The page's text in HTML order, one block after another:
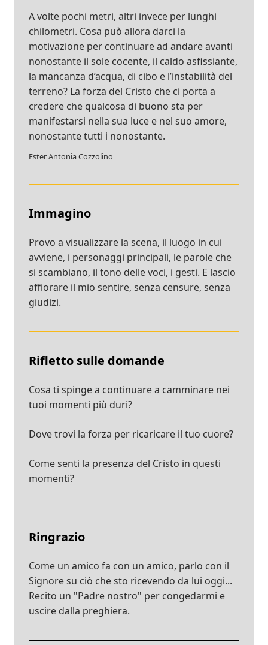
A volte pochi metri, altri invece per lunghi
chilometri. Cosa può allora darci la
motivazione per continuare ad andare avanti
nonostante il sole cocente, il caldo asfissiante,
la mancanza d’acqua, di cibo e l’instabilità del
terreno? La forza del Cristo che ci porta a
credere che qualcosa di buono sta per
manifestarsi nella sua luce e nel suo amore,
nonostante tutti i nonostante.
Ester Antonia Cozzolino
Immagino
Provo a visualizzare la scena, il luogo in cui
avviene, i personaggi principali, le parole che
si scambiano, il tono delle voci, i gesti. E lascio
affiorare il mio sentire, senza censure, senza
giudizi.
Rifletto sulle domande
Cosa ti spinge a continuare a camminare nei
tuoi momenti più duri?
Dove trovi la forza per ricaricare il tuo cuore?
Come senti la presenza del Cristo in questi
momenti?
Ringrazio
Come un amico fa con un amico, parlo con il
Signore su ciò che sto ricevendo da lui oggi...
Recito un "Padre nostro" per congedarmi e
uscire dalla preghiera.